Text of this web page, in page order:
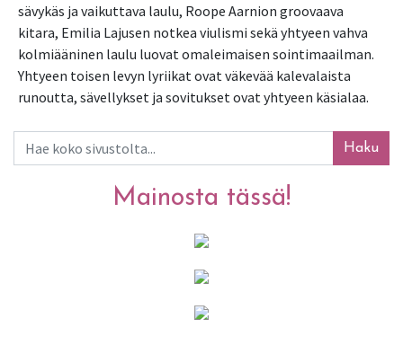
sävykäs ja vaikuttava laulu, Roope Aarnion groovaava
kitara, Emilia Lajusen notkea viulismi sekä yhtyeen vahva
kolmiääninen laulu luovat omaleimaisen sointimaailman.
Yhtyeen toisen levyn lyriikat ovat väkevää kalevalaista
runoutta, sävellykset ja sovitukset ovat yhtyeen käsialaa.
Haku
Mainosta tässä!